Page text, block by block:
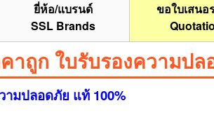
ยี่ห้อ/แบรนด์
SSL Brands
ขอใบเสนอ
าถูก ใบรับรองความปล
ามปลอดภัย แท้ 100%